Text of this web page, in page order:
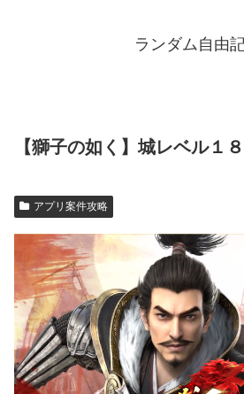
ランダム自由
【獅子の如く】城レベル１
アプリ案件攻略